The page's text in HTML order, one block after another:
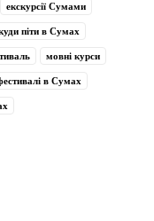
екскурсії Сумами
піти в Сумах
мовні курси
в Сумах